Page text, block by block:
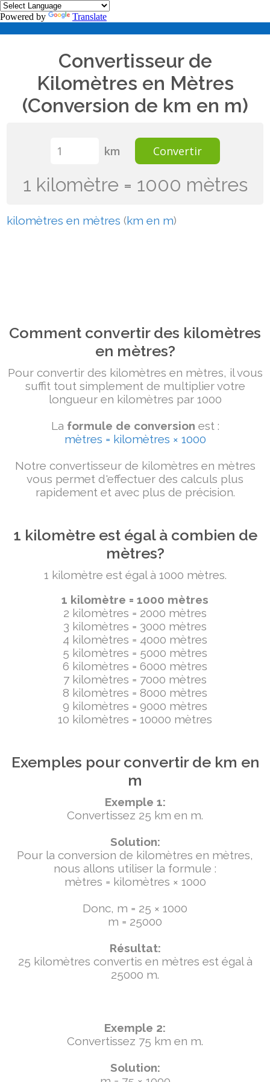
Powered by Translate
Convertisseur de
Kilomètres en Mètres
(Conversion de km en m)
km Convertir
1 kilomètre = 1000 mètres
kilomètres en mètres (km en m)
Comment convertir des kilomètres
en mètres?
Pour convertir des kilomètres en mètres, il vous
suffit tout simplement de multiplier votre
longueur en kilomètres par 1000
La formule de conversion est :
mètres = kilomètres × 1000
Notre convertisseur de kilomètres en mètres
vous permet d'effectuer des calculs plus
rapidement et avec plus de précision.
1 kilomètre est égal à combien de
mètres?
1 kilomètre est égal à 1000 mètres.
1 kilomètre = 1000 mètres
2 kilomètres = 2000 mètres
3 kilomètres = 3000 mètres
4 kilomètres = 4000 mètres
5 kilomètres = 5000 mètres
6 kilomètres = 6000 mètres
7 kilomètres = 7000 mètres
8 kilomètres = 8000 mètres
9 kilomètres = 9000 mètres
10 kilomètres = 10000 mètres
Exemples pour convertir de km en
m
Exemple 1:
Convertissez 25 km en m.
Solution:
Pour la conversion de kilomètres en mètres,
nous allons utiliser la formule :
mètres = kilomètres × 1000
Donc, m = 25 × 1000
m = 25000
Résultat:
25 kilomètres convertis en mètres est égal à
25000 m.
Exemple 2:
Convertissez 75 km en m.
Solution: